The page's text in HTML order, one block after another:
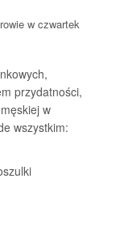
w czwartek
przydatności,
w
wszystkim: